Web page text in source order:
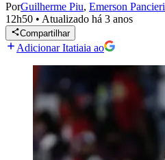
PorGuilherme Piu, Emerson Pancieri
12h50 • Atualizado há 3 anos
Compartilhar
Adicionar Itatiaia ao